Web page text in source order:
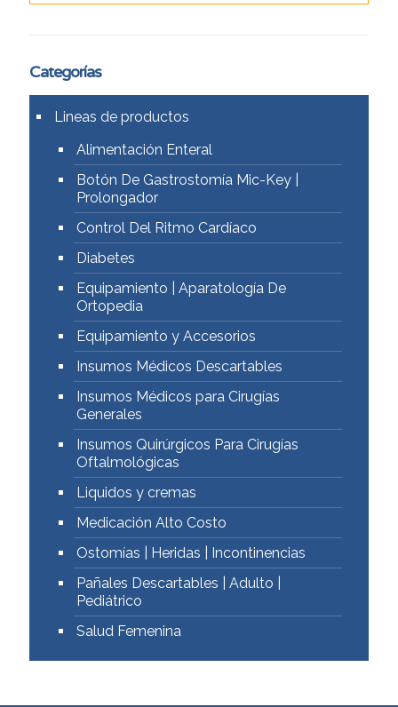
Categorías
Lineas de productos
Alimentación Enteral
Botón De Gastrostomía Mic-Key |
Prolongador
Control Del Ritmo Cardíaco
Diabetes
Equipamiento | Aparatología De
Ortopedia
Equipamiento y Accesorios
Insumos Médicos Descartables
Insumos Médicos para Cirugías
Generales
Insumos Quirúrgicos Para Cirugías
Oftalmológicas
Liquidos y cremas
Medicación Alto Costo
Ostomías | Heridas | Incontinencias
Pañales Descartables | Adulto |
Pediátrico
Salud Femenina